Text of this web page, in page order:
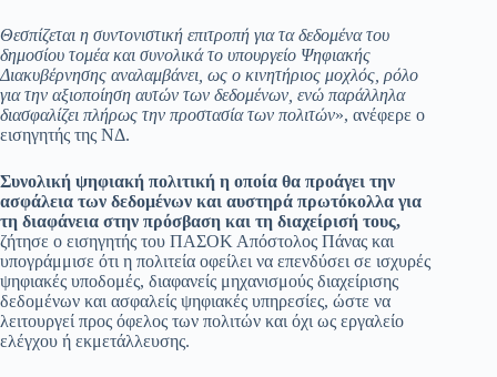
Θεσπίζεται η συντονιστική επιτροπή για τα δεδομένα του
δημοσίου τομέα και συνολικά το υπουργείο Ψηφιακής
Διακυβέρνησης αναλαμβάνει, ως ο κινητήριος μοχλός, ρόλο
για την αξιοποίηση αυτών των δεδομένων, ενώ παράλληλα
διασφαλίζει πλήρως την προστασία των πολιτών», ανέφερε ο
εισηγητής της ΝΔ.
Συνολική ψηφιακή πολιτική η οποία θα προάγει την
ασφάλεια των δεδομένων και αυστηρά πρωτόκολλα για
τη διαφάνεια στην πρόσβαση και τη διαχείρισή τους,
ζήτησε ο εισηγητής του ΠΑΣΟΚ Απόστολος Πάνας και
υπογράμμισε ότι η πολιτεία οφείλει να επενδύσει σε ισχυρές
ψηφιακές υποδομές, διαφανείς μηχανισμούς διαχείρισης
δεδομένων και ασφαλείς ψηφιακές υπηρεσίες, ώστε να
λειτουργεί προς όφελος των πολιτών και όχι ως εργαλείο
ελέγχου ή εκμετάλλευσης.